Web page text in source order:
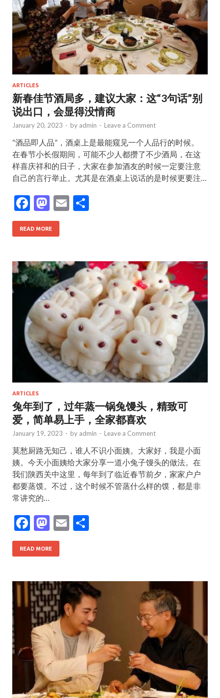
ARTICLES
新春佳节酒局多，建议大家：这“3句话”别
说出口，会显得没情商
January 20, 2023 - by admin - Leave a Comment
“酒品即人品”，酒桌上是最能窥见一个人品行的时候。
在春节小长假期间，可能不少人都攒了不少酒局，在这
样喜庆祥和的日子，大家在参加酒友的时候一定要注意
自己的言行举止。尤其是在酒桌上说话的是时候更要注…
F
ac
e
o
o
k
M
as
to
o
n
E
READ MORE
ARTICLES
兔年到了，过年蒸一锅兔馒头，精致可
爱，简单易上手，全家都喜欢
January 19, 2023 - by admin - Leave a Comment
莫愁厨路无知己，谁人不识小面姨。大家好，我是小面
姨。今天小面姨给大家分享一道小兔子馒头的做法。在
我们陕西关中这里，每年到了临近春节前夕，家家户户
都要蒸馍。不过，这个时候不管蒸什么样的馍，都是非
常讲究的…
F
ac
e
o
o
k
M
as
to
o
n
E
READ MORE